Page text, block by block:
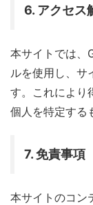
6. アクセス
本サイトでは
ルを使用し、サ
す。これにより
個人を特定する
7. 免責事項
本サイトのコン